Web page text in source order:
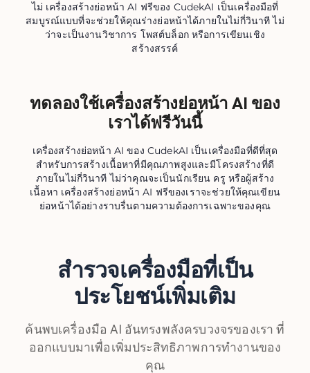
ไม่ เครื่องสร้างย่อหน้า AI ฟรีของ CudekAI เป็นเครื่องมือที่
สมบูรณ์แบบที่จะช่วยให้คุณร่างย่อหน้าได้ภายในไม่กี่วินาที ไม่
ว่าจะเป็นงานวิชาการ โพสต์บล็อก หรือการเขียนเชิง
สร้างสรรค์
ทดลองใช้เครื่องสร้างย่อหน้า AI ของ
เราได้ฟรีวันนี้
เครื่องสร้างย่อหน้า AI ของ CudekAI เป็นเครื่องมือที่ดีที่สุด
สำหรับการสร้างเนื้อหาที่มีคุณภาพสูงและมีโครงสร้างที่ดี
ภายในไม่กี่วินาที ไม่ว่าคุณจะเป็นนักเรียน ครู หรือผู้สร้าง
เนื้อหา เครื่องสร้างย่อหน้า AI ฟรีของเราจะช่วยให้คุณเขียน
ย่อหน้าได้อย่างราบรื่นตามความต้องการเฉพาะของคุณ
สำรวจเครื่องมือที่เป็น
ประโยชน์เพิ่มเติม
ค้นพบเครื่องมือ AI อันทรงพลังครบวงจรของเรา ที่
ออกแบบมาเพื่อเพิ่มประสิทธิภาพการทำงานของ
คุณ